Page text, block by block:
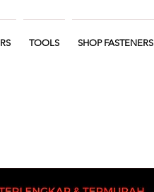
TOOLS SHOP FASTENERS